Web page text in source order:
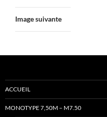
Image suivante
ACCUEIL
MONOTYPE 7,50M – M7.50